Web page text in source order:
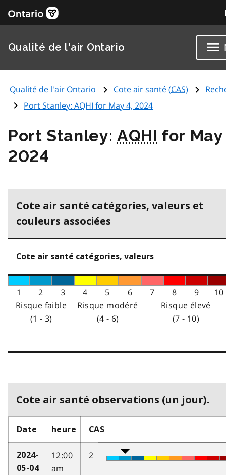
Qualité de l'air Ontario
Qualité de l'air Ontario Cote air santé (CAS)
Port Stanley:AQHI for May 4, 2024
Port Stanley: AQHI for May
2024
Cote air santé catégories, valeurs et
couleurs associées
Cote air santé catégories, valeurs
1 2 3 4 5 6 7 8 9
10
Risque faible
(1 - 3)
Risque modéré
(4 - 6)
Risque élevé
(7 - 10)
Cote air santé observations (un jour).
Date heure CAS
2024-
05-04
12:00
am
2